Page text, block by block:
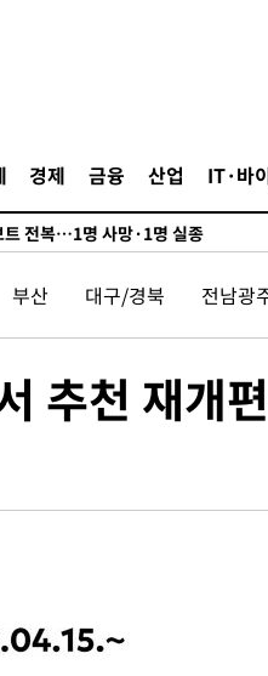
경제 금융 산업 IT·바
적 환자 3000명 돌파
…도로 잠기고 담벼락 붕괴
60대, 닷새 만에 숨진 채 발견
트 전복…1명 사망·1명 실종
논란 사과…쇄신의 기회로 삼겠다"
' 축구협회 "실망과 걱정 안겨드려
0.6% 나스닥 1.3%↑
안 시간당 30㎜ '강한 비'[내일날씨]
는 마음 느꼈고, 많은 트로피 원해 아
60대, 닷새 만에 숨진 채 발견
부산 대구/경북 전남광
추천 재